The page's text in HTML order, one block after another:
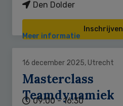
Den Dolder
Inschrijven
Meer informatie
16 december 2025, Utrecht
Masterclass
Teamdynamiek
09:00 - 16:30